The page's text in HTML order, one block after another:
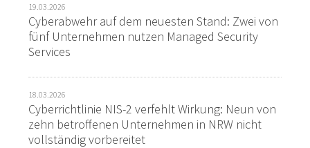
19.03.2026
Cyberabwehr auf dem neuesten Stand: Zwei von
fünf Unternehmen nutzen Managed Security
Services
18.03.2026
Cyberrichtlinie NIS-2 verfehlt Wirkung: Neun von
zehn betroffenen Unternehmen in NRW nicht
vollständig vorbereitet